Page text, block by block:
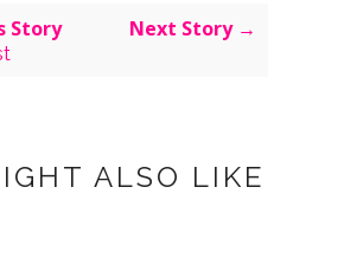
Story Next Story →
ALSO LIKE